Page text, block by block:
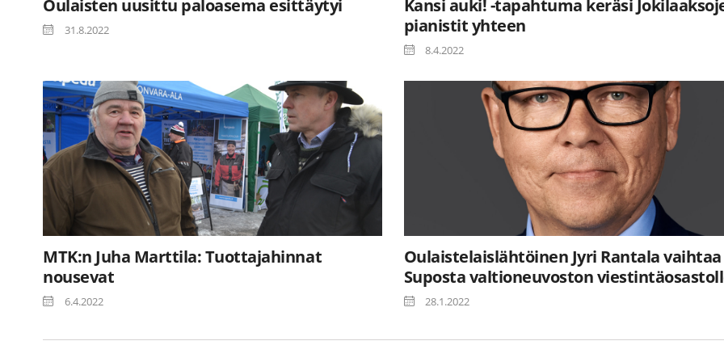
Oulaisten uusittu paloasema esittäytyi
31.8.2022
Kansi auki! -tapahtuma keräsi
pianistit yhteen
8.4.2022
MTK:n Juha Marttila: Tuottajahinnat
nousevat
6.4.2022
Oulaistelaislähtöinen Jyri Rantala vaihtaa
Suposta valtioneuvoston
28.1.2022